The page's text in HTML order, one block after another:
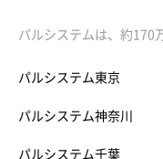
パルシステムは、約170
パルシステム東京
パルシステム神奈川
パルシステム千葉